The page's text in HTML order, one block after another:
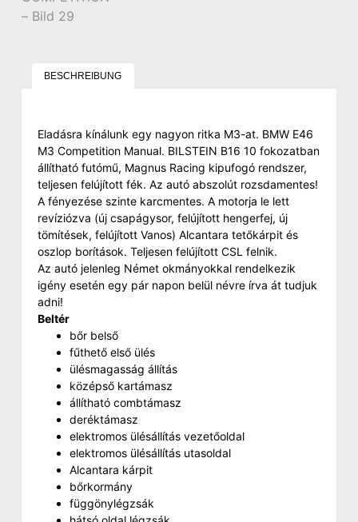
BESCHREIBUNG
Eladásra kínálunk egy nagyon ritka M3-at. BMW E46
M3 Competition Manual. BILSTEIN B16 10 fokozatban
állítható futómű, Magnus Racing kipufogó rendszer,
teljesen felújított fék. Az autó abszolút rozsdamentes!
A fényezése szinte karcmentes. A motorja le lett
revíziózva (új csapágysor, felújított hengerfej, új
tömítések, felújított Vanos) Alcantara tetőkárpit és
oszlop borítások. Teljesen felújított CSL felnik.
Az autó jelenleg Német okmányokkal rendelkezik
igény esetén egy pár napon belül névre írva át tudjuk
adni!
Beltér
bőr belső
fűthető első ülés
ülésmagasság állítás
középső kartámasz
állítható combtámasz
deréktámasz
elektromos ülésállítás vezetőoldal
elektromos ülésállítás utasoldal
Alcantara kárpit
bőrkormány
függönylégzsák